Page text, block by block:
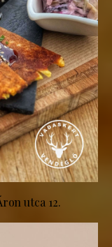
utca 12.